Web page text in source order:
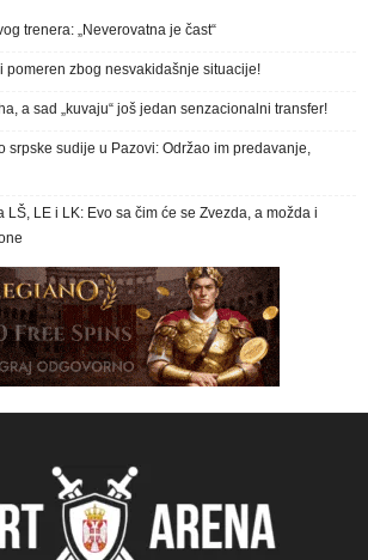
trenera: „Neverovatna je čast“
pomeren zbog nesvakidašnje situacije!
a sad „kuvaju“ još jedan senzacionalni transfer!
srpske sudije u Pazovi: Održao im predavanje,
LŠ, LE i LK: Evo sa čim će se Zvezda, a možda i